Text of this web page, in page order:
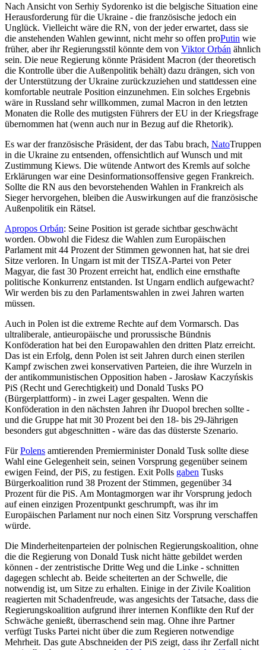
Nach Ansicht von Serhiy Sydorenko ist die belgische Situation eine
Herausforderung für die Ukraine - die französische jedoch ein
Unglück. Vielleicht wäre die RN, von der jeder erwartet, dass sie
die anstehenden Wahlen gewinnt, nicht mehr so offen proPutin wie
früher, aber ihr Regierungsstil könnte dem von Viktor Orbán ähnlich
sein. Die neue Regierung könnte Präsident Macron (der theoretisch
die Kontrolle über die Außenpolitik behält) dazu drängen, sich von
der Unterstützung der Ukraine zurückzuziehen und stattdessen eine
komfortable neutrale Position einzunehmen. Ein solches Ergebnis
wäre in Russland sehr willkommen, zumal Macron in den letzten
Monaten die Rolle des mutigsten Führers der EU in der Kriegsfrage
übernommen hat (wenn auch nur in Bezug auf die Rhetorik).
Es war der französische Präsident, der das Tabu brach, NatoTruppen
in die Ukraine zu entsenden, offensichtlich auf Wunsch und mit
Zustimmung Kiews. Die wütende Antwort des Kremls auf solche
Erklärungen war eine Desinformationsoffensive gegen Frankreich.
Sollte die RN aus den bevorstehenden Wahlen in Frankreich als
Sieger hervorgehen, bleiben die Auswirkungen auf die französische
Außenpolitik ein Rätsel.
Apropos Orbán: Seine Position ist gerade sichtbar geschwächt
worden. Obwohl die Fidesz die Wahlen zum Europäischen
Parlament mit 44 Prozent der Stimmen gewonnen hat, hat sie drei
Sitze verloren. In Ungarn ist mit der TISZA-Partei von Peter
Magyar, die fast 30 Prozent erreicht hat, endlich eine ernsthafte
politische Konkurrenz entstanden. Ist Ungarn endlich aufgewacht?
Wir werden bis zu den Parlamentswahlen in zwei Jahren warten
müssen.
Auch in Polen ist die extreme Rechte auf dem Vormarsch. Das
ultraliberale, antieuropäische und prorussische Bündnis
Konföderation hat bei den Europawahlen den dritten Platz erreicht.
Das ist ein Erfolg, denn Polen ist seit Jahren durch einen sterilen
Kampf zwischen zwei konservativen Parteien, die ihre Wurzeln in
der antikommunistischen Opposition haben - Jarosław Kaczyńskis
PiS (Recht und Gerechtigkeit) und Donald Tusks PO
(Bürgerplattform) - in zwei Lager gespalten. Wenn die
Konföderation in den nächsten Jahren ihr Duopol brechen sollte -
und die Gruppe hat mit 30 Prozent bei den 18- bis 29-Jährigen
besonders gut abgeschnitten - wäre das das düsterste Szenario.
FürPolens amtierenden Premierminister Donald Tusk sollte diese
Wahl eine Gelegenheit sein, seinen Vorsprung gegenüber seinem
ewigen Feind, der PiS, zu festigen. Exit Polls gaben Tusks
Bürgerkoalition rund 38 Prozent der Stimmen, gegenüber 34
Prozent für die PiS. Am Montagmorgen war ihr Vorsprung jedoch
auf einen einzigen Prozentpunkt geschrumpft, was ihr im
Europäischen Parlament nur noch einen Sitz Vorsprung verschaffen
würde.
Die Minderheitenparteien der polnischen Regierungskoalition, ohne
die die Regierung von Donald Tusk nicht hätte gebildet werden
können - der zentristische Dritte Weg und die Linke - schnitten
dagegen schlecht ab. Beide scheiterten an der Schwelle, die
notwendig ist, um Sitze zu erhalten. Einige in der Zivile Koalition
reagierten mit Schadenfreude, was angesichts der Tatsache, dass die
Regierungskoalition aufgrund ihrer internen Konflikte den Ruf der
Schwäche genießt, überraschend sein mag. Ohne ihre Partner
verfügt Tusks Partei nicht über die zum Regieren notwendige
Mehrheit. Das gute Abschneiden der PiS zeigt, dass ihr Zerfall nicht